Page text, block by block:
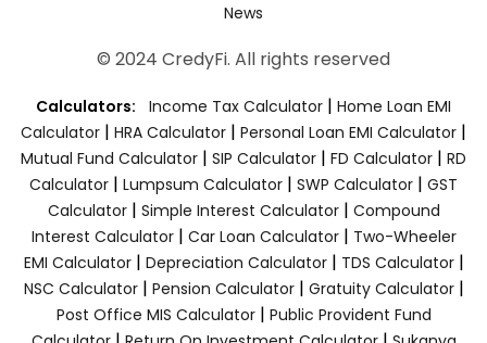
News
© 2024 CredyFi. All rights reserved
Calculators: Income Tax Calculator | Home Loan EMI
Calculator | HRA Calculator | Personal Loan EMI Calculator |
Mutual Fund Calculator | SIP Calculator | FD Calculator | RD
Calculator | Lumpsum Calculator | SWP Calculator | GST
Calculator| Simple Interest Calculator| Compound
Interest Calculator| Car Loan Calculator| Two-Wheeler
EMI Calculator| Depreciation Calculator| TDS Calculator|
NSC Calculator| Pension Calculator| Gratuity Calculator|
Post Office MIS Calculator| Public Provident Fund